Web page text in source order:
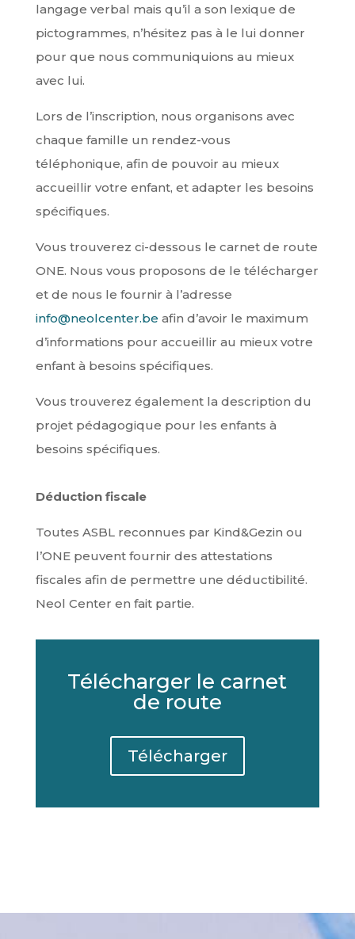
langage verbal mais qu’il a son lexique de
pictogrammes, n’hésitez pas à le lui donner
pour que nous communiquions au mieux
avec lui.
Lors de l’inscription, nous organisons avec
chaque famille un rendez-vous
téléphonique, afin de pouvoir au mieux
accueillir votre enfant, et adapter les besoins
spécifiques.
Vous trouverez ci-dessous le carnet de route
ONE. Nous vous proposons de le télécharger
et de nous le fournir à l’adresse
info@neolcenter.be afin d’avoir le maximum
d’informations pour accueillir au mieux votre
enfant à besoins spécifiques.
Vous trouverez également la description du
projet pédagogique pour les enfants à
besoins spécifiques.
Déduction fiscale
Toutes ASBL reconnues par Kind&Gezin ou
l’ONE peuvent fournir des attestations
fiscales afin de permettre une déductibilité.
Neol Center en fait partie.
Télécharger le carnet
de route
Télécharger